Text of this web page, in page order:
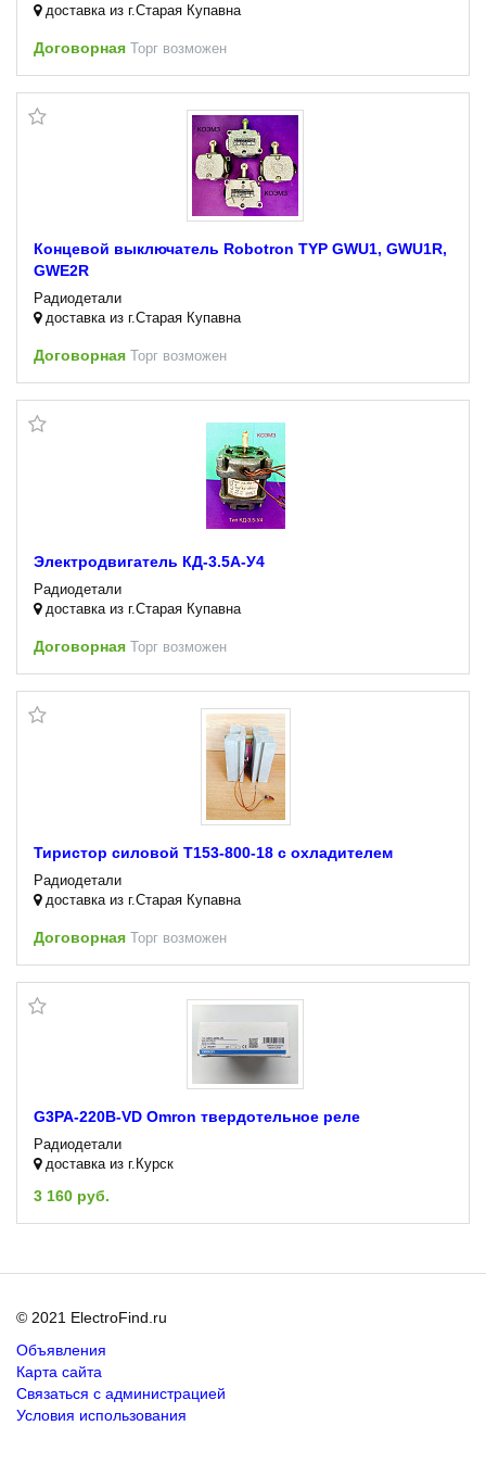
доставка из г.Старая Купавна
Договорная Торг возможен
Концевой выключатель Robotron TYP GWU1, GWU1R,
GWE2R
Радиодетали
доставка из г.Старая Купавна
Договорная Торг возможен
Электродвигатель КД-3.5А-У4
Радиодетали
доставка из г.Старая Купавна
Договорная Торг возможен
Тиристор силовой Т153-800-18 с охладителем
Радиодетали
доставка из г.Старая Купавна
Договорная Торг возможен
G3PA-220B-VD Omron твердотельное реле
Радиодетали
доставка из г.Курск
3 160 руб.
© 2021 ElectroFind.ru
Объявления
Карта сайта
Связаться с администрацией
Условия использования